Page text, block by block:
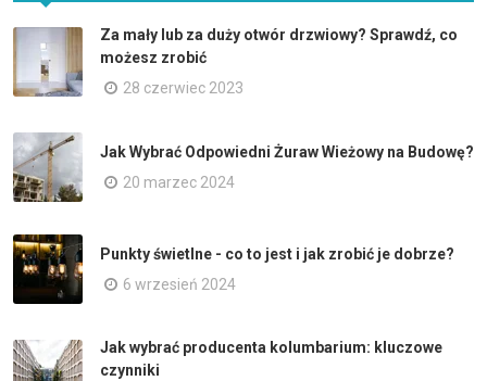
Za mały lub za duży otwór drzwiowy? Sprawdź, co
możesz zrobić
28 czerwiec 2023
Jak Wybrać Odpowiedni Żuraw Wieżowy na Budowę?
20 marzec 2024
Punkty świetlne - co to jest i jak zrobić je dobrze?
6 wrzesień 2024
Jak wybrać producenta kolumbarium: kluczowe
czynniki